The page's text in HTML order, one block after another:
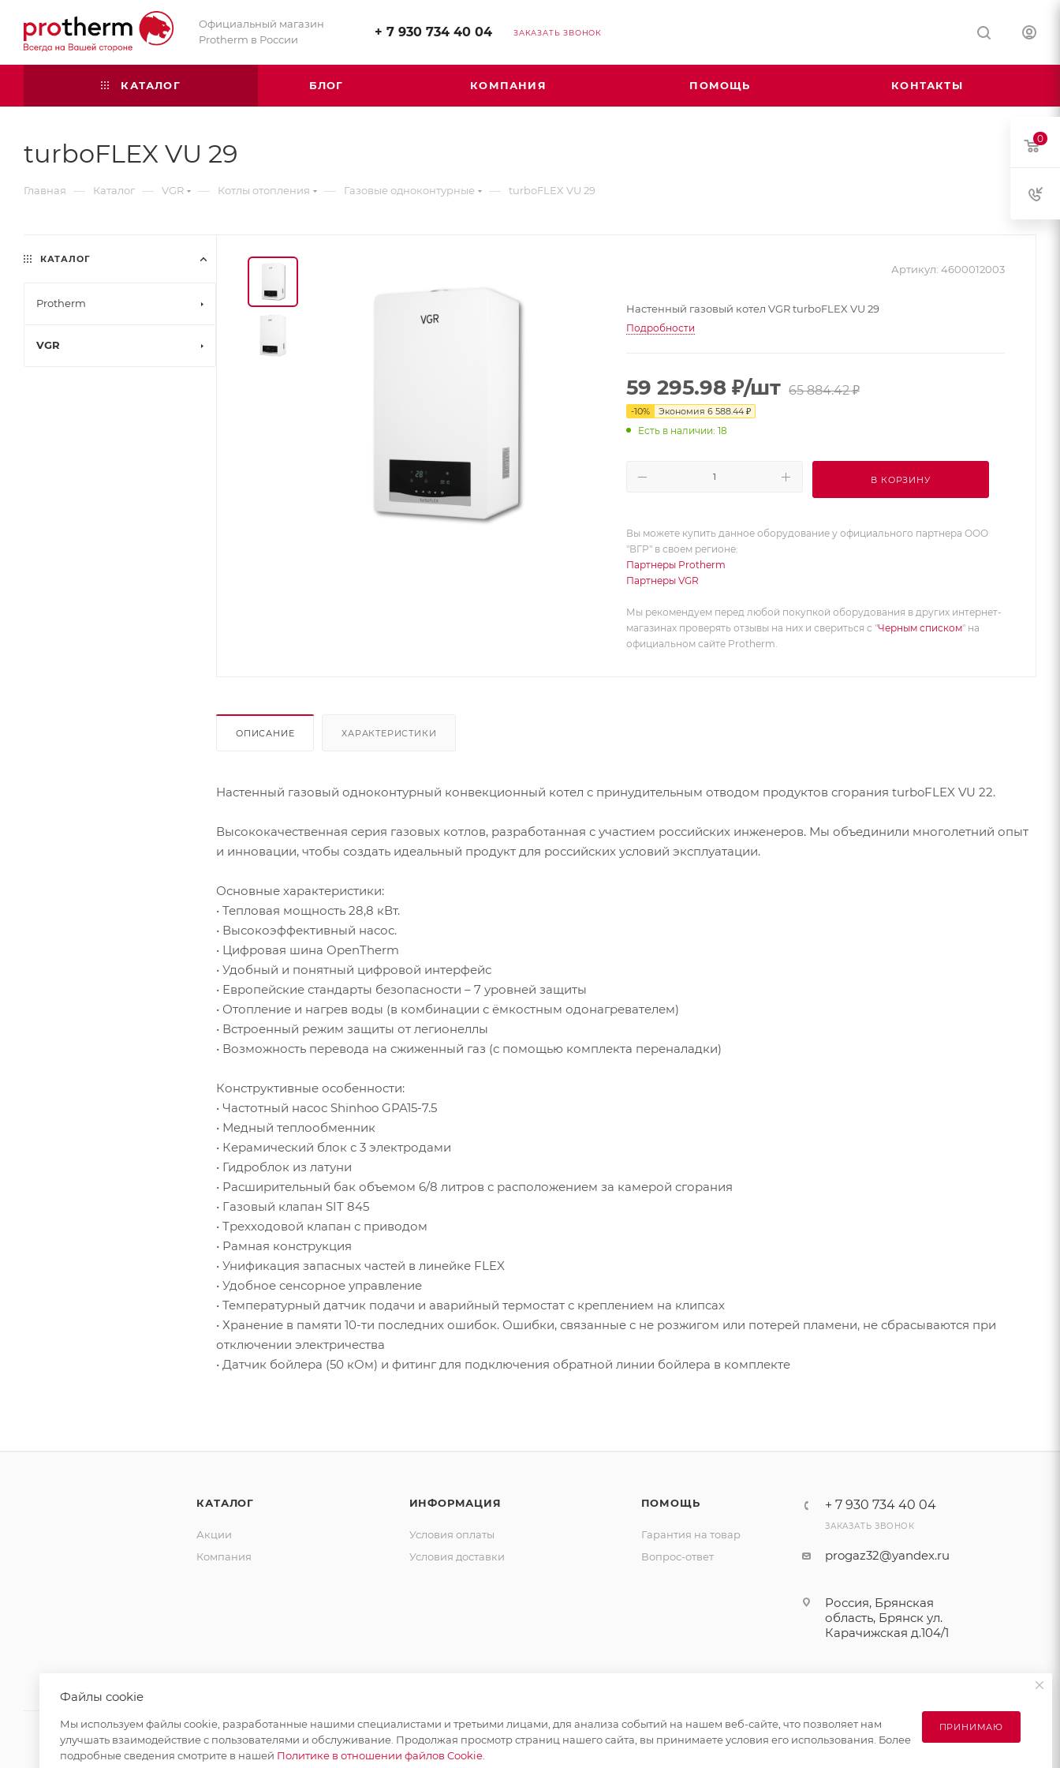
Официальный магазин
Protherm в России
+ 7 930 734 40 04 ЗАКАЗАТЬ ЗВОНОК
КАТАЛОГ БЛОГ КОМПАНИЯ ПОМОЩЬ КОНТАКТЫ
turboFLEX VU 29
Главная — Каталог — VGR — Котлы отопления — Газовые одноконтурные — turboFLEX VU 29
Артикул: 4600012003
Настенный газовый котел VGR turboFLEX VU 29
Подробности
59 295.98 ₽/шт 65 884.42₽
-10% Экономия 6 588.44 ₽
Есть в наличии: 18
В КОРЗИНУ
Вы можете купить данное оборудование у официального партнера ООО
"ВГР" в своем регионе:
Партнеры Protherm
Партнеры VGR
Мы рекомендуем перед любой покупкой оборудования в других интернет-
магазинах проверять отзывы на них и свериться с "Черным списком" на
официальном сайте Protherm.
ОПИСАНИЕ ХАРАКТЕРИСТИКИ
Настенный газовый одноконтурный конвекционный котел с принудительным отводом продуктов сгорания turboFLEX VU 22.
Высококачественная серия газовых котлов, разработанная с участием российских инженеров. Мы объединили многолетний опыт
и инновации, чтобы создать идеальный продукт для российских условий эксплуатации.
Основные характеристики:
• Тепловая мощность 28,8 кВт.
• Высокоэффективный насос.
• Цифровая шина OpenTherm
• Удобный и понятный цифровой интерфейс
• Европейские стандарты безопасности – 7 уровней защиты
• Отопление и нагрев воды (в комбинации с ёмкостным одонагревателем)
• Встроенный режим защиты от легионеллы
• Возможность перевода на сжиженный газ (с помощью комплекта переналадки)
Конструктивные особенности:
• Частотный насос Shinhoo GPA15-7.5
• Медный теплообменник
• Керамический блок с 3 электродами
• Гидроблок из латуни
• Расширительный бак объемом 6/8 литров с расположением за камерой сгорания
• Газовый клапан SIT 845
• Трехходовой клапан с приводом
• Рамная конструкция
• Унификация запасных частей в линейке FLEX
• Удобное сенсорное управление
• Температурный датчик подачи и аварийный термостат с креплением на клипсах
• Хранение в памяти 10-ти последних ошибок. Ошибки, связанные с не розжигом или потерей пламени, не сбрасываются при
отключении электричества
• Датчик бойлера (50 кОм) и фитинг для подключения обратной линии бойлера в комплекте
КАТАЛОГ
Protherm
VGR
КАТАЛОГ
Акции
Компания
ИНФОРМАЦИЯ
Условия оплаты
Условия доставки
ПОМОЩЬ
Гарантия на товар
Вопрос-ответ
+ 7 930 734 40 04
ЗАКАЗАТЬ ЗВОНОК
progaz32@yandex.ru
Россия, Брянская
область, Брянск ул.
Карачижская д.104/1
0
Файлы cookie
Мы используем файлы cookie, разработанные нашими специалистами и третьими лицами, для анализа событий на нашем веб-сайте, что позволяет нам
улучшать взаимодействие с пользователями и обслуживание. Продолжая просмотр страниц нашего сайта, вы принимаете условия его использования. Более
подробные сведения смотрите в нашей Политике в отношении файлов Cookie
ПРИНИМАЮ